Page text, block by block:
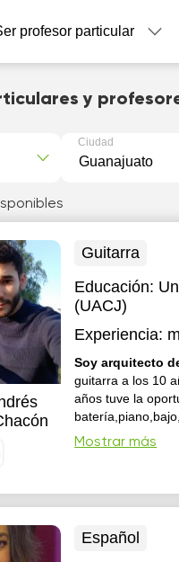
profesor particular
y
Ciudad
Guitarra
Educación:
(UACJ)
Experiencia:
Soy arquitecto
guitarra a los 10
años tuve la
entendimiento de
Mostrar más
Español